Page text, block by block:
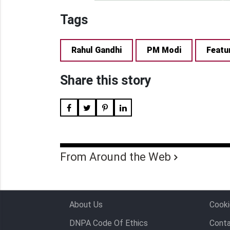
Tags
Rahul Gandhi PM Modi
Share this story
From Around the Web
About Us
DNPA Code Of Ethics